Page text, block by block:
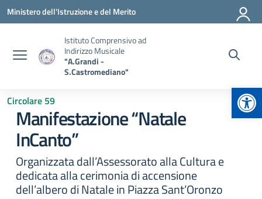
Vai ai contenuti
Vai al menu di navigazione
Vai al footer
Ministero dell'Istruzione e del Merito
Istituto Comprensivo ad
Indirizzo Musicale
"A.Grandi -
S.Castromediano"
Circolare 59
Manifestazione “Natale
InCanto”
Organizzata dall’Assessorato alla Cultura e
dedicata alla cerimonia di accensione
dell’albero di Natale in Piazza Sant’Oronzo